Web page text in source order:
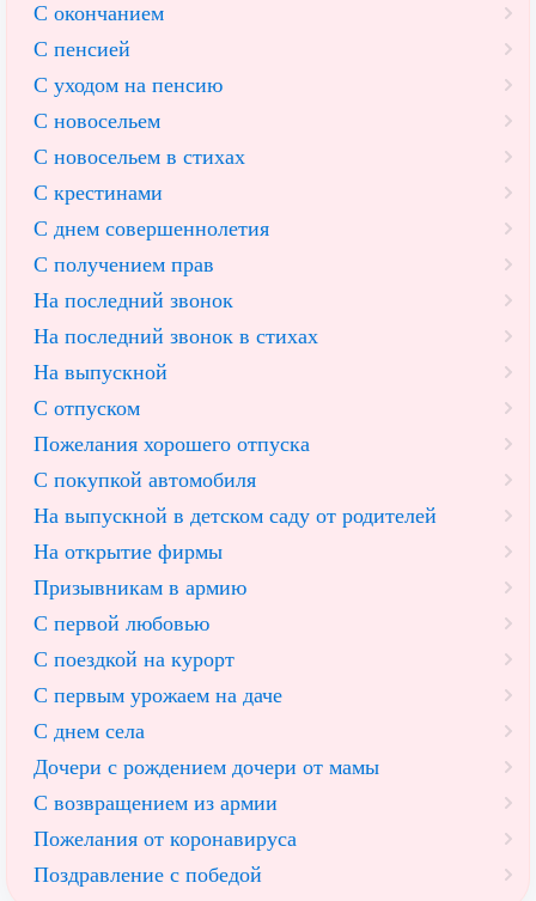
С окончанием
С пенсией
С уходом на пенсию
С новосельем
С новосельем в стихах
С крестинами
С днем совершеннолетия
С получением прав
На последний звонок
На последний звонок в стихах
На выпускной
С отпуском
Пожелания хорошего отпуска
С покупкой автомобиля
На выпускной в детском саду от родителей
На открытие фирмы
Призывникам в армию
С первой любовью
С поездкой на курорт
С первым урожаем на даче
С днем села
Дочери с рождением дочери от мамы
С возвращением из армии
Пожелания от коронавируса
Поздравление с победой